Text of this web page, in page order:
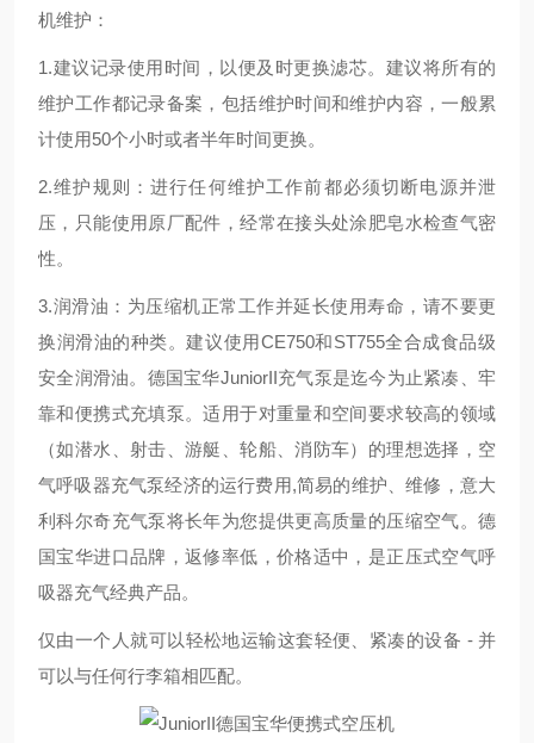
机维护：
1.建议记录使用时间，以便及时更换滤芯。建议将所有的
维护工作都记录备案，包括维护时间和维护内容，一般累
计使用50个小时或者半年时间更换。
2.维护规则：进行任何维护工作前都必须切断电源并泄
压，只能使用原厂配件，经常在接头处涂肥皂水检查气密
性。
3.润滑油：为压缩机正常工作并延长使用寿命，请不要更
换润滑油的种类。建议使用CE750和ST755全合成食品级
安全润滑油。德国宝华JuniorII充气泵是迄今为止紧凑、牢
靠和便携式充填泵。适用于对重量和空间要求较高的领域
（如潜水、射击、游艇、轮船、消防车）的理想选择，空
气呼吸器充气泵经济的运行费用,简易的维护、维修，意大
利科尔奇充气泵将长年为您提供更高质量的压缩空气。德
国宝华进口品牌，返修率低，价格适中，是正压式空气呼
吸器充气经典产品。
仅由一个人就可以轻松地运输这套轻便、紧凑的设备 - 并
可以与任何行李箱相匹配。